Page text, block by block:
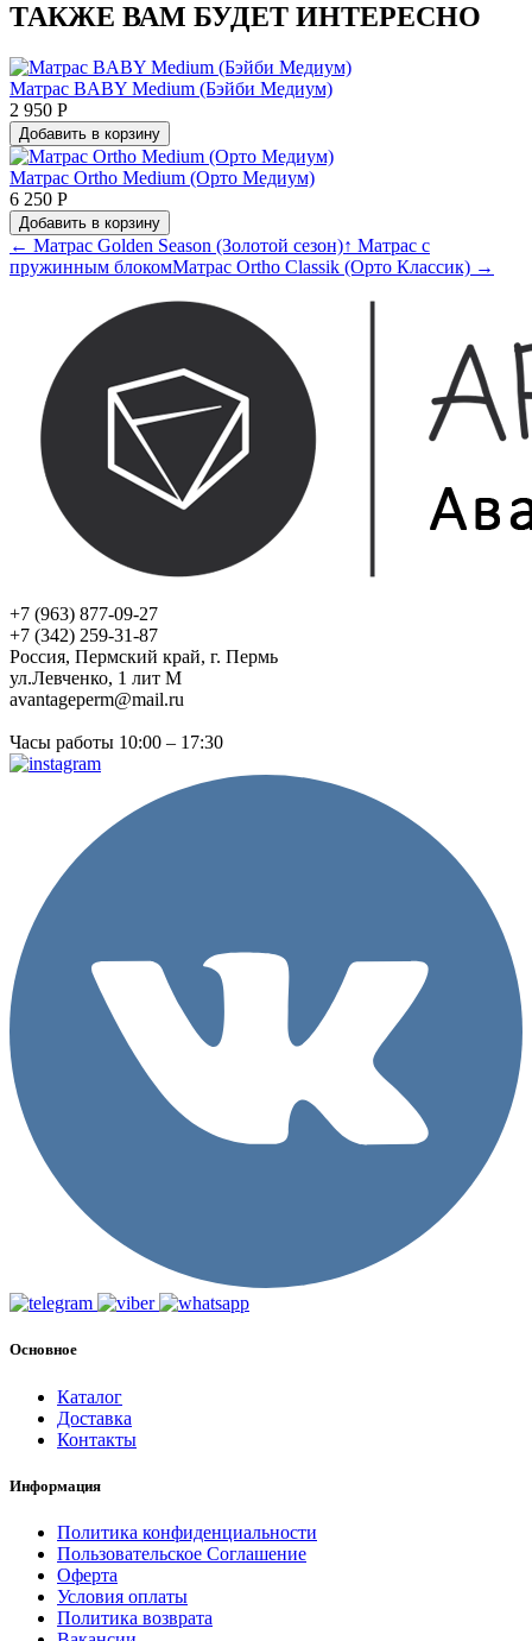
ТАКЖЕ ВАМ БУДЕТ ИНТЕРЕСНО
Матрас BABY Medium (Бэйби Медиум)
2 950 Р
Добавить в корзину
Матрас Ortho Medium (Орто Медиум)
6 250 Р
Добавить в корзину
← Матрас Golden Season (Золотой сезон)↑ Матрас с
пружинным блокомМатрас Ortho Classik (Орто Классик) →
+7 (963) 877-09-27
+7 (342) 259-31-87
Россия, Пермский край, г. Пермь
ул.Левченко, 1 лит М
avantageperm@mail.ru
Часы работы 10:00 – 17:30
Основное
Каталог
Доставка
Контакты
Информация
Политика конфиденциальности
Пользовательское Соглашение
Оферта
Условия оплаты
Политика возврата